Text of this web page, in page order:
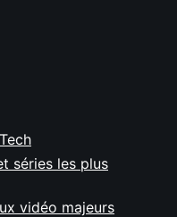
séries les plus
vidéo majeurs